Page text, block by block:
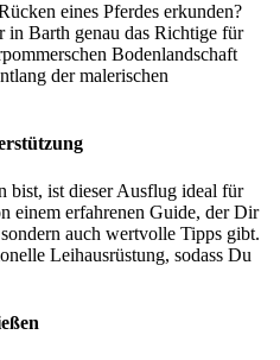
eines Pferdes erkunden?
Barth genau das Richtige für
Bodenlandschaft
der malerischen
bist, ist dieser Ausflug ideal für
einem erfahrenen Guide, der Dir
auch wertvolle Tipps gibt.
Leihausrüstung, sodass Du